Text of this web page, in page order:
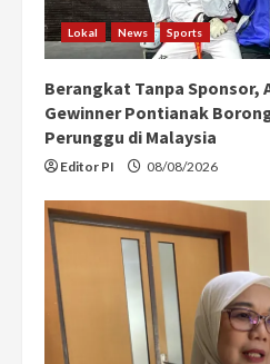
Lokal News Sports
Berangkat Tanpa
Gewinner Pontianak
Perunggu di Malaysia
Editor PI 08/08/2026